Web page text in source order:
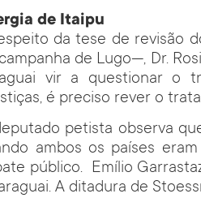
de Itaipu
da tese de revisão
de Lugo—, Dr.
vir a questionar o
é preciso rever o
petista observa
ambos os países
público. Emílio
A ditadura de